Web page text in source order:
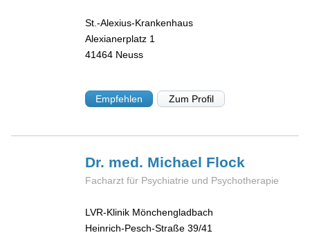
St.-Alexius-Krankenhaus
Alexianerplatz 1
41464 Neuss
Empfehlen Zum Profil
Dr. med. Michael Flock
Facharzt für Psychiatrie und Psychotherapie
LVR-Klinik Mönchengladbach
Heinrich-Pesch-Straße 39/41